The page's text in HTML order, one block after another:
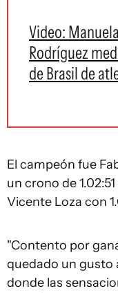
Video:
Rodríguez
de Brasil de
El campeón fue
un crono de
Vicente Loza con
"Contento por
quedado un gusto
donde las